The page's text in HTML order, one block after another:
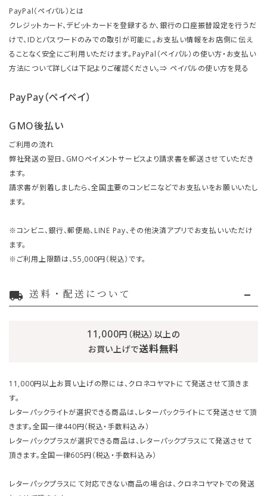
PayPal（ペイパル）とは
クレジットカード、デビットカードを登録するか、銀行の口座振替設定を行うだ
けで、IDとパスワードのみでの取引が可能に。お支払い情報をお店側に伝え
ることなく安全にご利用いただけます。PayPal（ペイパル）の使い方・お支払い
方法について詳しくは下記よりご確認ください。⇒ ペイパルの使い方を見る
PayPay（ペイペイ）
GMO後払い
ご利用の流れ
弊社発送の翌日、GMOペイメントサービスより請求書を郵送させていただき
ます。
請求書が到着しましたら、全国主要のコンビニなどでお支払いをお願いいたし
ます。
※コンビニ、銀行、郵便局、LINE Pay、その他決済アプリでお支払いいただけ
ます。
※ご利用上限額は、55,000円（税込）です。
local_shipping 送料・配送について
11,000円（税込）以上の
お買い上げで送料無料
11,000円以上お買い上げの際には、クロネコヤマトにて発送させて頂きま
す。
レターパックライトが選択できる商品は、レターパックライトにて発送させて頂
きます。全国一律440円（税込・手数料込み）
レターパックプラスが選択できる商品は、レターパックプラスにて発送させて
頂きます。全国一律605円（税込・手数料込み）
レターパックプラスにて対応できない商品の場合は、クロネコヤマトでの発送